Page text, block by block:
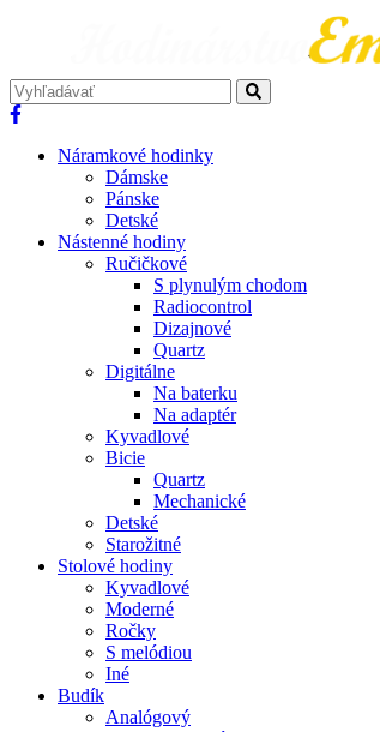
Náramkové hodinky
Dámske
Pánske
Detské
Nástenné hodiny
Ručičkové
S plynulým chodom
Radiocontrol
Dizajnové
Quartz
Digitálne
Na baterku
Na adaptér
Kyvadlové
Bicie
Quartz
Mechanické
Detské
Starožitné
Stolové hodiny
Kyvadlové
Moderné
Ročky
S melódiou
Iné
Budík
Analógový